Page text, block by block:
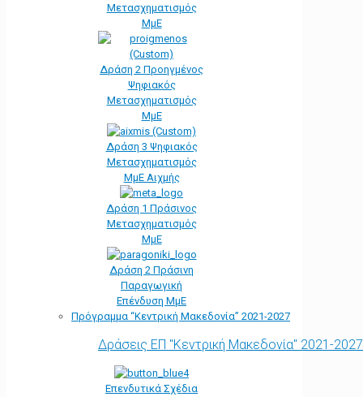
Μετασχηματισμός
ΜμΕ
Δράση 2 Προηγμένος
Ψηφιακός
Μετασχηματισμός
ΜμΕ
Δράση 3 Ψηφιακός
Μετασχηματισμός
ΜμΕ Αιχμής
Δράση 1 Πράσινος
Μετασχηματισμός
ΜμΕ
Δράση 2 Πράσινη
Παραγωγική
Επένδυση ΜμΕ
Πρόγραμμα “Κεντρική Μακεδονία” 2021-2027
Δράσεις ΕΠ "Κεντρική Μακεδονία" 2021-2027
Επενδυτικά Σχέδια